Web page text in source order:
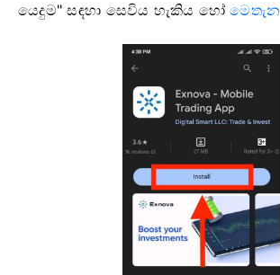
යෙදුම" සඳහා සෙවිය හැකිය හෝමෙතැන